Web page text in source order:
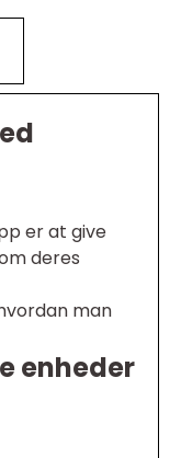
er at give
deres
man
enheder